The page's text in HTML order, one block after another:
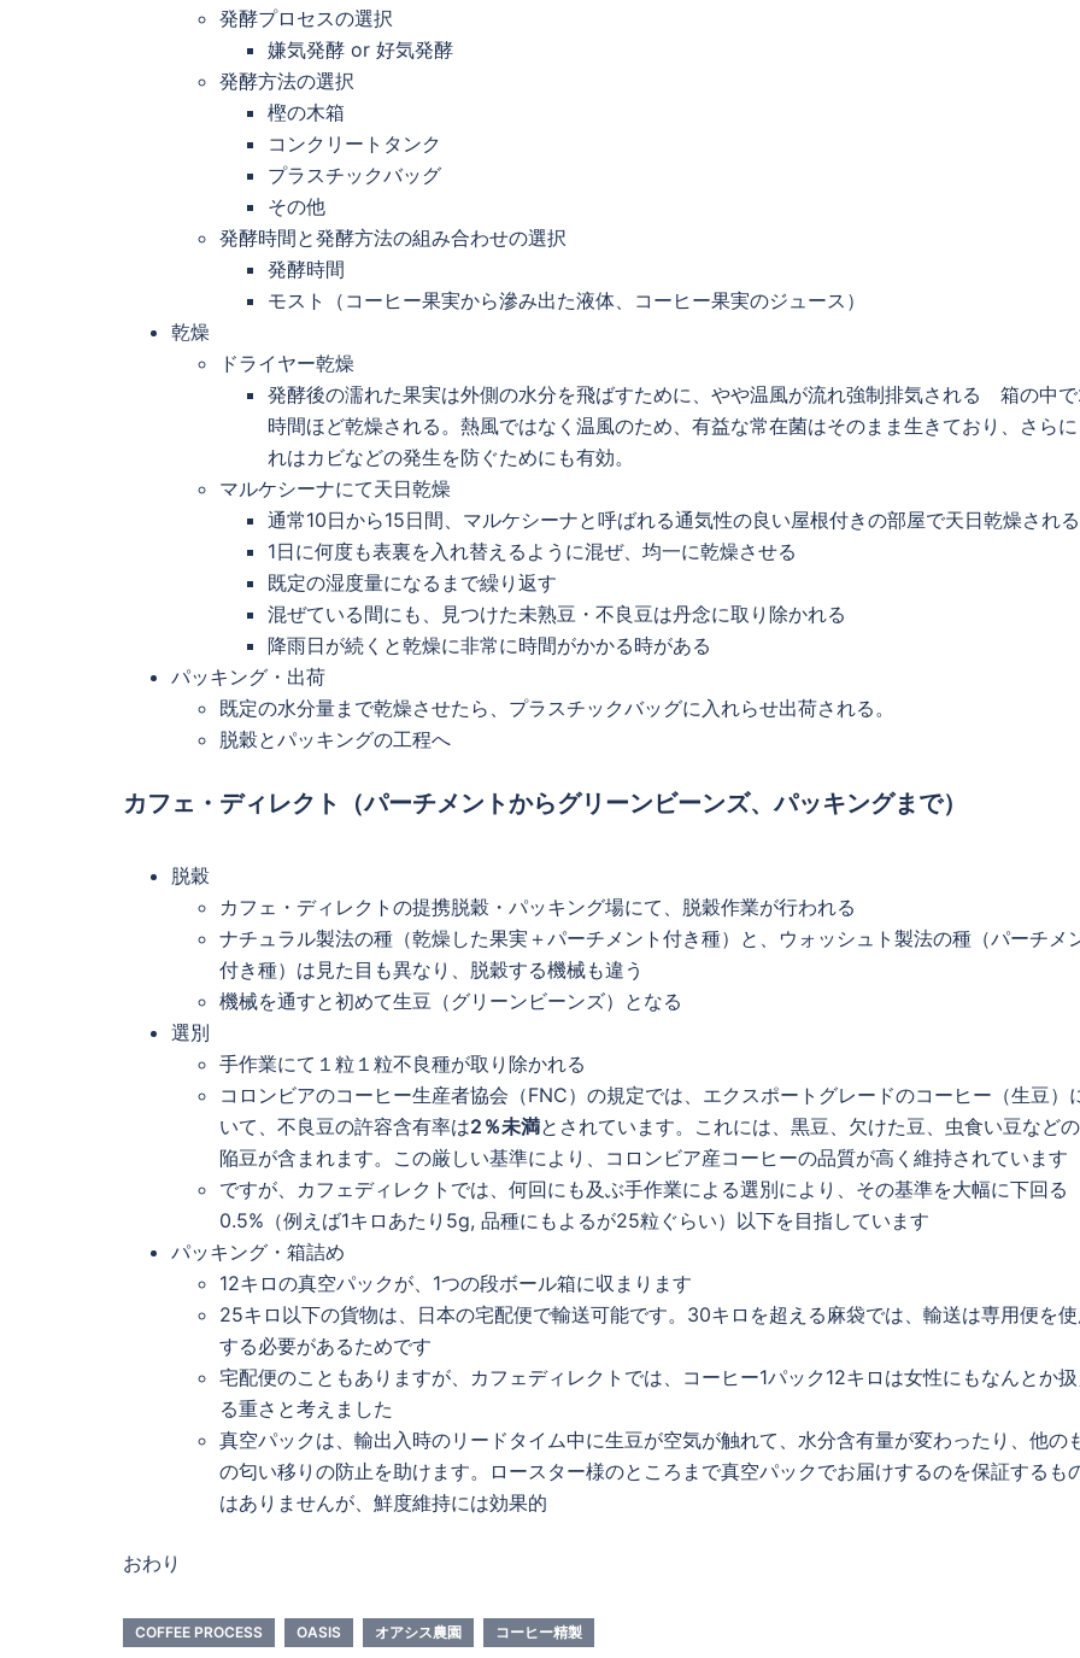
発酵プロセスの選択
嫌気発酵 or 好気発酵
発酵方法の選択
樫の木箱
コンクリートタンク
プラスチックバッグ
その他
発酵時間と発酵方法の組み合わせの選択
発酵時間
モスト（コーヒー果実から滲み出た液体、コーヒー果実のジュース）
乾燥
ドライヤー乾燥
発酵後の濡れた果実は外側の水分を飛ばすために、やや温風が流れ強制排気される 箱の中
時間ほど乾燥される。熱風ではなく温風のため、有益な常在菌はそのまま生きており、さら
れはカビなどの発生を防ぐためにも有効。
マルケシーナにて天日乾燥
通常10日から15日間、マルケシーナと呼ばれる通気性の良い屋根付きの部屋で天日乾燥される
1日に何度も表裏を入れ替えるように混ぜ、均一に乾燥させる
既定の湿度量になるまで繰り返す
混ぜている間にも、見つけた未熟豆・不良豆は丹念に取り除かれる
降雨日が続くと乾燥に非常に時間がかかる時がある
パッキング・出荷
既定の水分量まで乾燥させたら、プラスチックバッグに入れらせ出荷される。
脱穀とパッキングの工程へ
カフェ・ディレクト（パーチメントからグリーンビーンズ、パッキングまで）
脱穀
カフェ・ディレクトの提携脱穀・パッキング場にて、脱穀作業が行われる
ナチュラル製法の種（乾燥した果実＋パーチメント付き種）と、ウォッシュト製法の種（パーチメ
付き種）は見た目も異なり、脱穀する機械も違う
機械を通すと初めて生豆（グリーンビーンズ）となる
選別
手作業にて１粒１粒不良種が取り除かれる
コロンビアのコーヒー生産者協会（FNC）の規定では、エクスポートグレードのコーヒー（生豆）
いて、不良豆の許容含有率は2％未満とされています。これには、黒豆、欠けた豆、虫食い豆など
陥豆が含まれます。この厳しい基準により、コロンビア産コーヒーの品質が高く維持されています
ですが、カフェディレクトでは、何回にも及ぶ手作業による選別により、その基準を大幅に下回る
0.5%（例えば1キロあたり5g, 品種にもよるが25粒ぐらい）以下を目指しています
パッキング・箱詰め
12キロの真空パックが、1つの段ボール箱に収まります
25キロ以下の貨物は、日本の宅配便で輸送可能です。30キロを超える麻袋では、輸送は専用便を
する必要があるためです
宅配便のこともありますが、カフェディレクトでは、コーヒー1パック12キロは女性にもなんとか
る重さと考えました
真空パックは、輸出入時のリードタイム中に生豆が空気が触れて、水分含有量が変わったり、他の
の匂い移りの防止を助けます。ロースター様のところまで真空パックでお届けするのを保証するも
はありませんが、鮮度維持には効果的
おわり
COFFEE PROCESS OASIS オアシス農園 コーヒー精製